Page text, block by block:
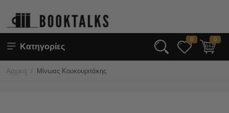
Κατηγορίες
0 0
Αρχική / Μίνωας Κουκουριτάκης